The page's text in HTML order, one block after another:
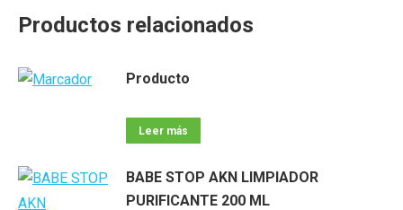
Productos relacionados
Producto
Leer más
BABE STOP AKN LIMPIADOR
PURIFICANTE 200 ML